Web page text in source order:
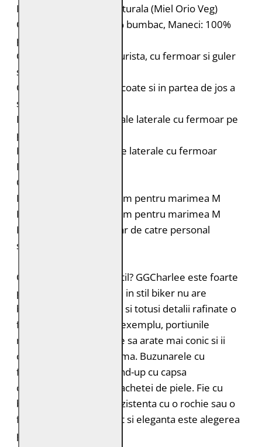
Material: 100% piele naturala (Miel Orio Veg)
Captuseala: Corp: 100% bumbac, Maneci: 100%
poliester
Geaca de piele biker, purista, cu fermoar si guler
stand-up cu capsa
Cusaturi decorative pe coate si in partea de jos a
spatelui
Doua buzunare orizontale laterale cu fermoar pe
piept
Doua buzunare verticale laterale cu fermoar
Fermoar la maneci
Croiala: Regular Fit
Lungimea spatelui: 54 cm pentru marimea M
Lungimea manecii: 63 cm pentru marimea M
Intretinere: Spalare doar de catre personal
specializat
Cautati un model versatil? GGCharlee este foarte
popular. Jacheta purista in stil biker nu are
buzunare suplimentare si totusi detalii rafinate o
fac sa straluceasca. De exemplu, portiunile
matlasate fac ca spatele sa arate mai conic si ii
confera o potrivire optima. Buzunarele cu
fermoare si gulerul stand-up cu capsa
completeaza designul jachetei de piele. Fie cu
blugi sau ca piesa de rezistenta cu o rochie sau o
fusta, geaca biker, sport si eleganta este alegerea
potrivita.